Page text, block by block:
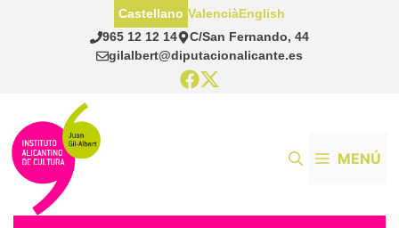
965 12 12 14
C/San Fernando, 44
gilalbert@diputacionalicante.es
Castellano ValenciàEnglish
MENÚ